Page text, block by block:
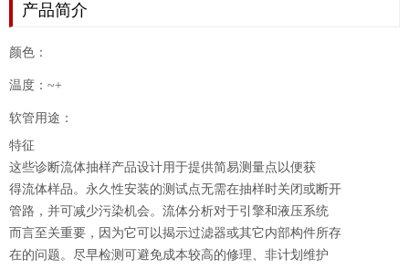
产品简介
颜色：
温度：~+
软管用途：
特征
这些诊断流体抽样产品设计用于提供简易测量点以便获
得流体样品。永久性安装的测试点无需在抽样时关闭或断开
管路，并可减少污染机会。流体分析对于引擎和液压系统
而言至关重要，因为它可以揭示过滤器或其它内部构件所存
在的问题。尽早检测可避免成本较高的修理、非计划维护